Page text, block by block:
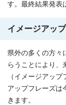
す。最終結果発表
イメージアッ
県外の多くの方々
らうことにより、
（イメージアッ
アップフレーズは
きます。